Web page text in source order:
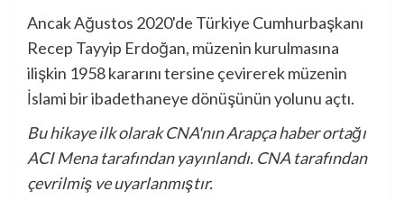
Ancak Ağustos 2020'de Türkiye Cumhurbaşkanı
Recep Tayyip Erdoğan, müzenin kurulmasına
ilişkin 1958 kararını tersine çevirerek müzenin
İslami bir ibadethaneye dönüşünün yolunu açtı.
Bu hikaye ilk olarak CNA'nın Arapça haber ortağı
ACI Mena tarafından yayınlandı. CNA tarafından
çevrilmiş ve uyarlanmıştır.